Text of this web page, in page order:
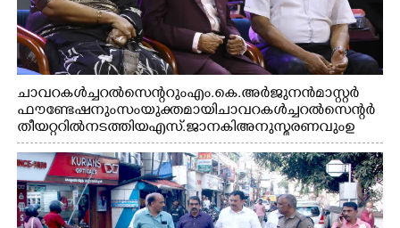
ചാവറ കൾച്ചറൽ സെന്ററും എം.കെ. അർജുനൻ മാസ്റ്റർ
ഫൗണ്ടേഷനും സംയുക്തമായി ചാവറ കൾച്ചറൽ സെന്റർ
തീയറ്ററിൽ നടത്തിയ എസ്. ജാനകി അനുസ്മരണവും ഉ
ദ്ഘാടനം ചെയ്യാനെത്തിയ സംഗീത സംവിധായകൻ ജെറി
അമൽദേവ്, ഗായിക ജെൻസി, എം.കെ. അർജുനൻ
ഫൗണ്ടേഷൻ ചെയർമാൻ ഡോ. രാധാകൃഷ്ണൻ എന്നിവർ